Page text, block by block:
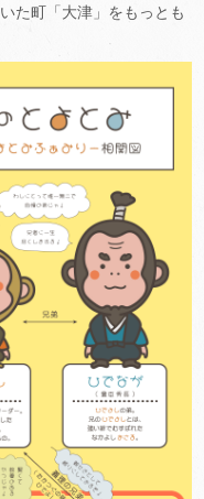
た町「大津」をもっとも